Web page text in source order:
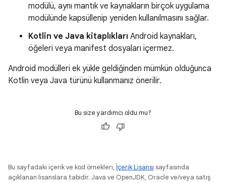
modülü, aynı mantık ve kaynakların birçok uygulama
modülünde kapsüllenip yeniden kullanılmasını sağlar.
Kotlin ve Java kitaplıkları Android kaynakları,
öğeleri veya manifest dosyaları içermez.
Android modülleri ek yükle geldiğinden mümkün olduğunca
Kotlin veya Java türünü kullanmanız önerilir.
Bu size yardımcı oldu mu?
Bu sayfadaki içerik ve kod örnekleri, İçerik Lisansı sayfasında
açıklanan lisanslara tabidir. Java ve OpenJDK, Oracle ve/veya satış